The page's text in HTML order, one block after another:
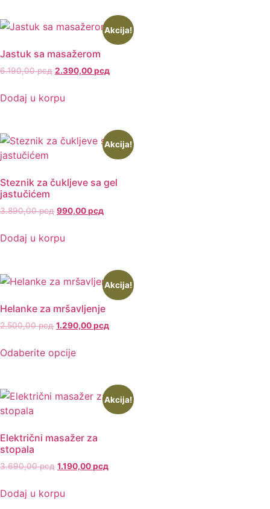
Akcija!
Jastuk sa masažerom
6.190,00рсд 2.390,00рсд
Dodaj u korpu
Akcija!
Steznik za čukljeve sa gel
jastučićem
3.890,00рсд 990,00рсд
Dodaj u korpu
Akcija!
Helanke za mršavljenje
2.500,00рсд 1.290,00рсд
Odaberite opcije
Akcija!
Električni masažer za
stopala
3.690,00рсд 1.190,00рсд
Dodaj u korpu